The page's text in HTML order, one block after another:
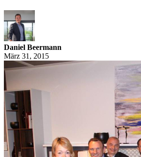
Daniel Beermann
März 31, 2015